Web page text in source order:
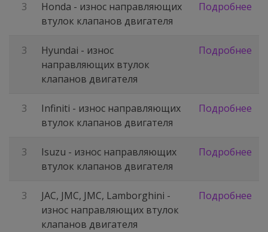
3
Honda - износ направляющих
втулок клапанов двигателя
Подробнее
3
Hyundai - износ
направляющих втулок
клапанов двигателя
Подробнее
3
Infiniti - износ направляющих
втулок клапанов двигателя
Подробнее
3
Isuzu - износ направляющих
втулок клапанов двигателя
Подробнее
3
JAC, JMC, JMC, Lamborghini -
износ направляющих втулок
клапанов двигателя
Подробнее